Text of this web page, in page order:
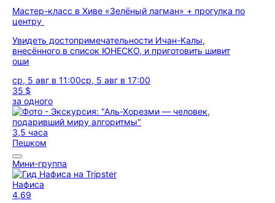
Мастер-класс в Хиве «Зелёный лагман» + прогулка по
центру
Увидеть достопримечательности Ичан-Калы,
внесённого в список ЮНЕСКО, и приготовить шивит
оши
ср, 5 авг в 11:00ср, 5 авг в 17:00
35 $
за одного
3,5 часа
Пешком
Мини-группа
Нафиса
4,69